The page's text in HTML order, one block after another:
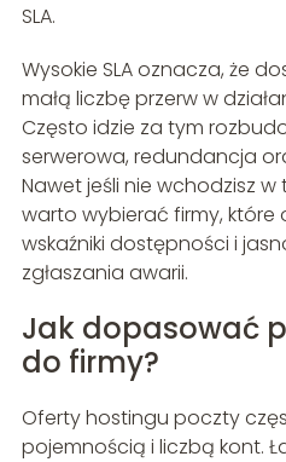
SLA.
Wysokie SLA oznacza, że
małą liczbę przerw w
Często idzie za tym
serwerowa, redundancja
Nawet jeśli nie wchodzisz w
warto wybierać firmy,
wskaźniki dostępności i
zgłaszania awarii.
Jak dopasować
do firmy?
Oferty hostingu poczty
pojemnością i liczbą kont.